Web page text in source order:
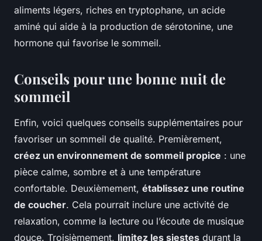
aliments légers, riches en tryptophane, un acide
aminé qui aide à la production de sérotonine, une
hormone qui favorise le sommeil.
Conseils pour une bonne nuit de
sommeil
Enfin, voici quelques conseils supplémentaires pour
favoriser un sommeil de qualité. Premièrement,
créez un environnement de sommeil propice : une
pièce calme, sombre et à une température
confortable. Deuxièmement, établissez une routine
de coucher. Cela pourrait inclure une activité de
relaxation, comme la lecture ou l’écoute de musique
douce. Troisièmement, limitez les siestes durant la